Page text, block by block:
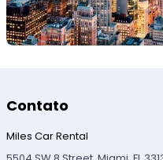
Contato
Miles Car Rental